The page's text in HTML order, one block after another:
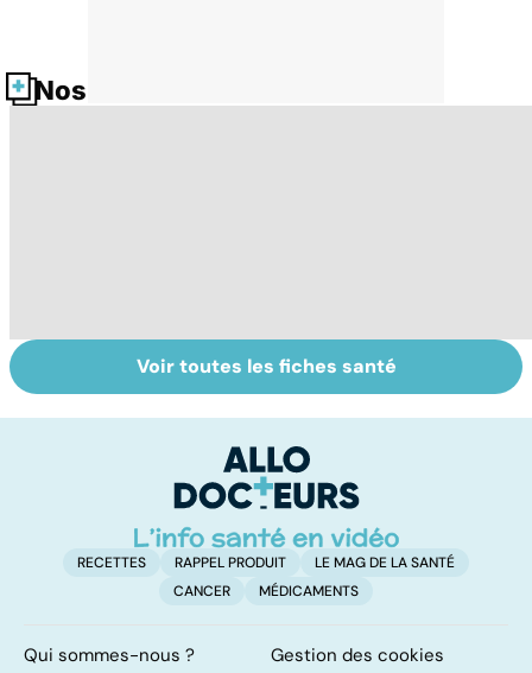
Nos fiches santé
Tout savoir sur
les infections
Inflammation des
amygdales : que
d'angine ?
Voir toutes les fiches santé
RECETTES RAPPEL PRODUIT
LE MAG DE LA SANTÉ
CANCER
MÉDICAMENTS
Qui sommes-nous ? Gestion des cookies